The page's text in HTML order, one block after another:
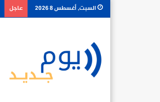
السبت, أغسطس 8 2026 عاجل